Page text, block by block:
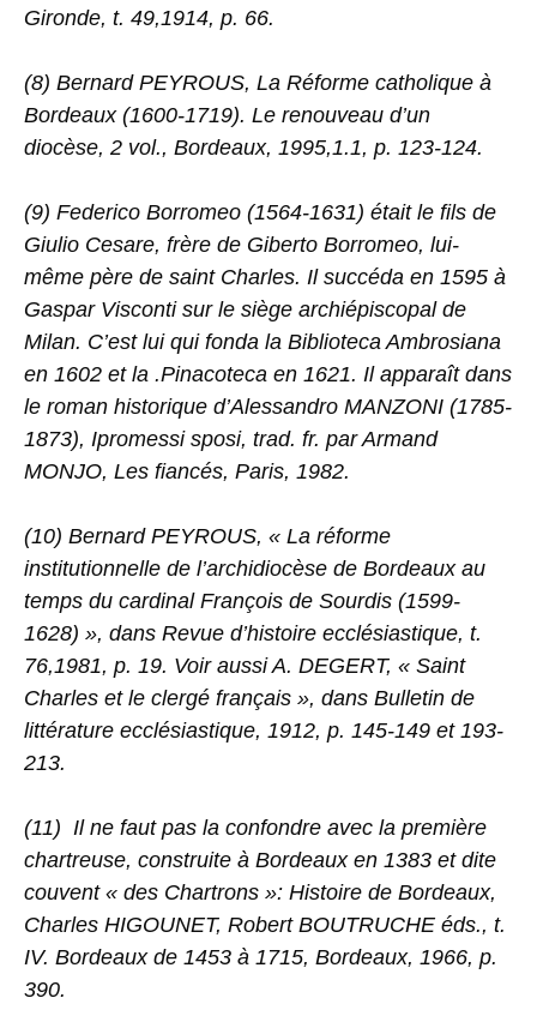
Gironde, t. 49,1914, p. 66.
(8) Bernard PEYROUS, La Réforme catholique à
Bordeaux (1600-1719). Le renouveau d’un
diocèse, 2 vol., Bordeaux, 1995,1.1, p. 123-124.
(9) Federico Borromeo (1564-1631) était le fils de
Giulio Cesare, frère de Giberto Borromeo, lui-
même père de saint Charles. Il succéda en 1595 à
Gaspar Visconti sur le siège archiépiscopal de
Milan. C’est lui qui fonda la Biblioteca Ambrosiana
en 1602 et la .Pinacoteca en 1621. Il apparaît dans
le roman historique d’Alessandro MANZONI (1785-
1873), Ipromessi sposi, trad. fr. par Armand
MONJO, Les fiancés, Paris, 1982.
(10) Bernard PEYROUS, « La réforme
institutionnelle de l’archidiocèse de Bordeaux au
temps du cardinal François de Sourdis (1599-
1628) », dans Revue d’histoire ecclésiastique, t.
76,1981, p. 19. Voir aussi A. DEGERT, « Saint
Charles et le clergé français », dans Bulletin de
littérature ecclésiastique, 1912, p. 145-149 et 193-
213.
(11) Il ne faut pas la confondre avec la première
chartreuse, construite à Bordeaux en 1383 et dite
couvent « des Chartrons »: Histoire de Bordeaux,
Charles HIGOUNET, Robert BOUTRUCHE éds., t.
IV. Bordeaux de 1453 à 1715, Bordeaux, 1966, p.
390.